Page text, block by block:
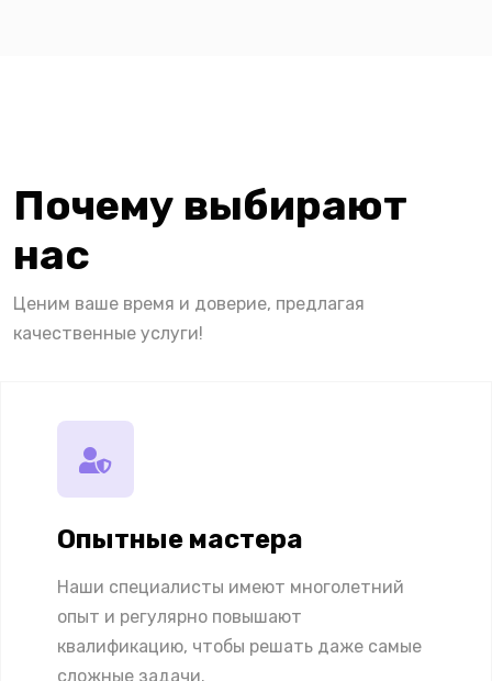
Почему выбирают
нас
Ценим ваше время и доверие, предлагая
качественные услуги!
Опытные мастера
Наши специалисты имеют многолетний
опыт и регулярно повышают
квалификацию, чтобы решать даже самые
сложные задачи.